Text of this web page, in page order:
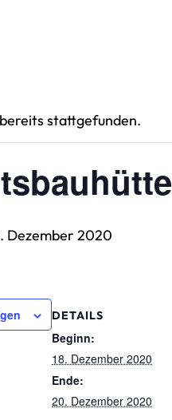
stattgefunden.
Dezember 2020
DETAILS
Beginn:
18. Dezember 2020
Ende:
20. Dezember 2020